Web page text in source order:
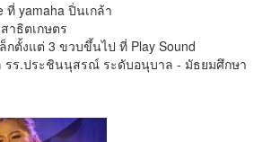
ที่ yamaha ปิ่นเกล้า
าธิตเกษตร
กตั้งแต่ 3 ขวบขึ้นไป ที่ Play Sound
รร.ประชินนุสรณ์ ระดับอนุบาล - มัธยมศึกษา